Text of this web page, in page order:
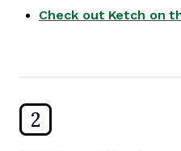
Check out Ketch on
2